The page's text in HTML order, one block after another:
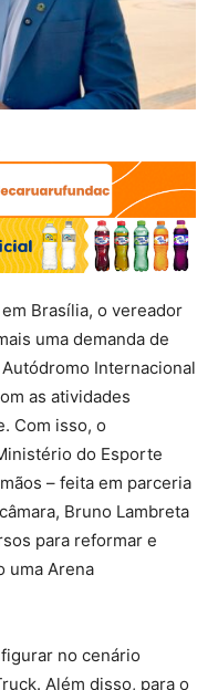
Brasília, o vereador
uma demanda de
Internacional
as atividades
Com isso, o
do Esporte
– feita em parceria
Bruno Lambreta
para reformar e
uma Arena
no cenário
Além disso, para o